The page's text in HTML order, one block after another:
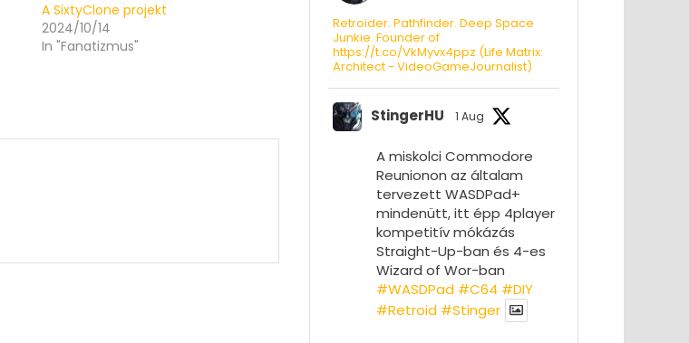
A SixtyClone projekt
2024/10/14
In "Fanatizmus"
Retroider. Pathfinder. Deep Space
Junkie. Founder of
https://t.co/VkMyvx4ppz (Life Matrix:
Architect - VideoGameJournalist)
StingerHU 1 Aug
A miskolci Commodore
Reunionon az általam
tervezett WASDPad+
mindenütt, itt épp 4player
kompetitív mókázás
Straight-Up-ban és 4-es
Wizard of Wor-ban
#WASDPad #C64 #DIY
#Retroid #Stinger